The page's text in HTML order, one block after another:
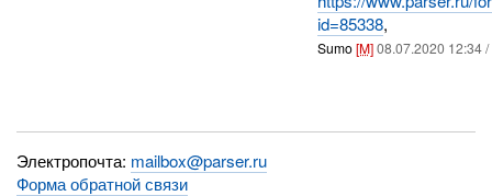
id=85338,
Sumo[M]08.07.2020 12:34
Электропочта: mailbox@parser.ru
Форма обратной связи